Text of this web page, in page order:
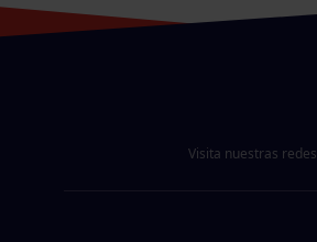
Visita nuestras redes